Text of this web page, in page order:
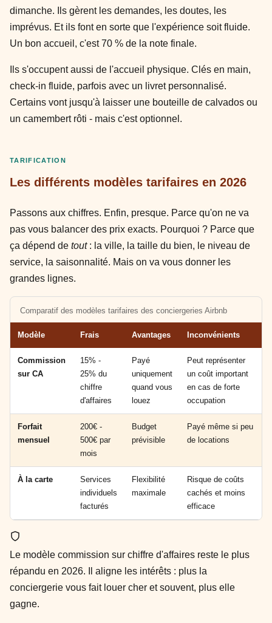
dimanche. Ils gèrent les demandes, les doutes, les
imprévus. Et ils font en sorte que l'expérience soit fluide.
Un bon accueil, c'est 70 % de la note finale.
Ils s'occupent aussi de l'accueil physique. Clés en main,
check-in fluide, parfois avec un livret personnalisé.
Certains vont jusqu'à laisser une bouteille de calvados ou
un camembert rôti - mais c'est optionnel.
TARIFICATION
Les différents modèles tarifaires en 2026
Passons aux chiffres. Enfin, presque. Parce qu'on ne va
pas vous balancer des prix exacts. Pourquoi ? Parce que
ça dépend de tout: la ville, la taille du bien, le niveau de
service, la saisonnalité. Mais on va vous donner les
grandes lignes.
Comparatif des modèles tarifaires des conciergeries Airbnb
Modèle Frais Avantages Inconvénients
Commission
sur CA
15% -
25% du
chiffre
d'affaires
Payé
uniquement
quand vous
louez
Peut représenter
un coût important
en cas de forte
occupation
Forfait
mensuel
200€ -
500€ par
mois
Budget
prévisible
Payé même si peu
de locations
À la carte
Services
individuels
facturés
Flexibilité
maximale
Risque de coûts
cachés et moins
efficace
Le modèle commission sur chiffre d'affaires reste le plus
répandu en 2026. Il aligne les intérêts : plus la
conciergerie vous fait louer cher et souvent, plus elle
gagne.